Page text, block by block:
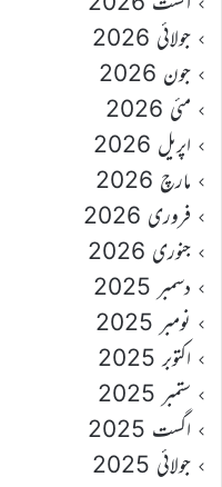
جولائی 2026
جون 2026
مئی 2026
اپریل 2026
مارچ 2026
فروری 2026
جنوری 2026
دسمبر 2025
نومبر 2025
اکتوبر 2025
ستمبر 2025
اگست 2025
جولائی 2025